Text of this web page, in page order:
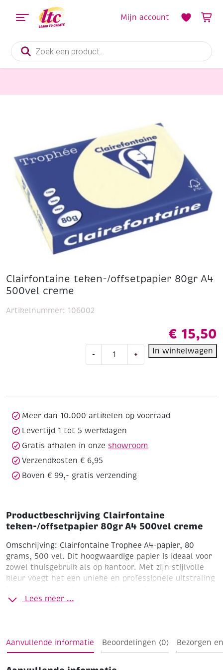
Producten
zoeken
Mijn account
Clairfontaine teken-/offsetpapier 80gr A4
500vel creme
€ 15,50
-
teken-/offsetpapier
aantal
+ In winkelwagen
Artikelnummer: 106002
Meer dan 10.000 artikelen op voorraad
Levertijd 1 tot 5 werkdagen
Gratis afhalen in onze showroom
Verzendkosten € 6,95
Boven € 99,- gratis verzending
Productbeschrijving Clairfontaine
teken-/offsetpapier 80gr A4 500vel creme
Omschrijving: Clairfontaine Trophee A4-papier, 80
grams, 500 vel. Dit hoogwaardige papier is ideaal voor
zowel thuisgebruik als op kantoor. Met zijn stijlvolle
kleur voegt het een unieke en professionele uitstraling
projecten. Het papier is geschikt voor zowel inkjet- als
Perfect voor veelzijdig gebruik, waaronder rapporten,
flyers of uitnodigingen.Belangrijkste kenmerken:
Lees meer ...
Aanvullende informatie Beoordelingen (0) Bezorgen